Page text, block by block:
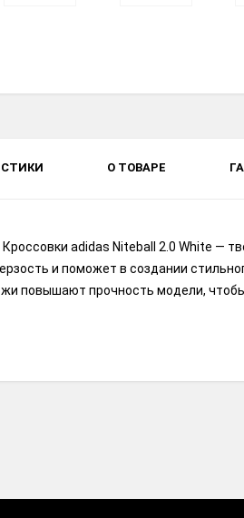
О ТОВАРЕ
adidas Niteball 2.0 White —
и поможет в создании
повышают прочность модели,